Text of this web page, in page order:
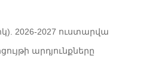
2026-2027 ուստարվա
արդյունքները